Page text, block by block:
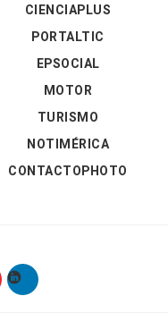
CIENCIAPLUS
PORTALTIC
EPSOCIAL
MOTOR
TURISMO
NOTIMÉRICA
CONTACTOPHOTO